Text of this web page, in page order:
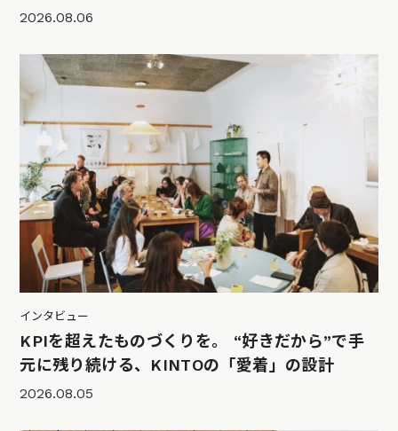
2026.08.06
インタビュー
KPIを超えたものづくりを。 “好きだから”で手
元に残り続ける、KINTOの「愛着」の設計
2026.08.05